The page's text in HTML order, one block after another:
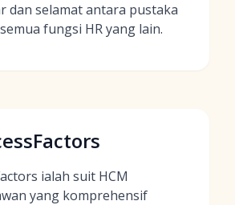
dan selamat antara pustaka
fungsi HR yang lain.
ialah suit HCM
yang komprehensif